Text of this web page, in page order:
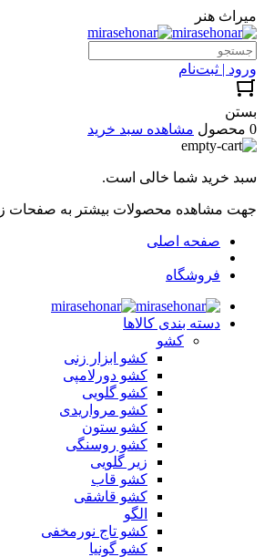
میراث هنر
ورود | ثبت‌نام
بستن
0 محصول
مشاهده سبد خرید
سبد خرید شما خالی است.
جهت مشاهده محصولات بیشتر به صفحات
صفحه اصلی
فروشگاه
دسته بندی کالاها
کشو
کشو ابزار زنی
کشو دورلامپی
کشو گلویی
کشو مرواریدی
کشو ستون
کشو روسنگی
زیر گلویی
کشو قاب
کشو قاشقی
الگو
کشو تاج نورمخفی
کشو گونیا